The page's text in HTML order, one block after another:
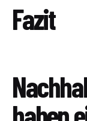
Fazit